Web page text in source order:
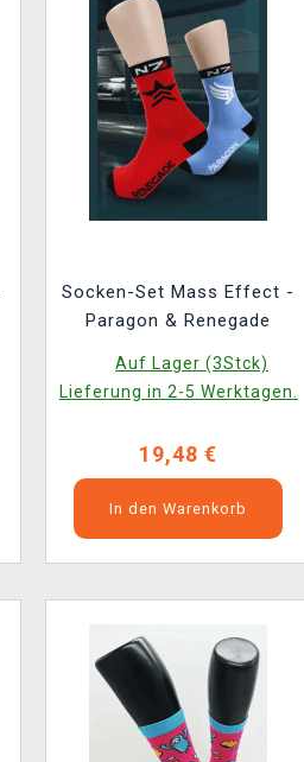
Socken-Set Mass Effect -
Paragon & Renegade
Auf Lager (3Stck)
Lieferung in 2-5 Werktagen.
19,48 €
In den Warenkorb